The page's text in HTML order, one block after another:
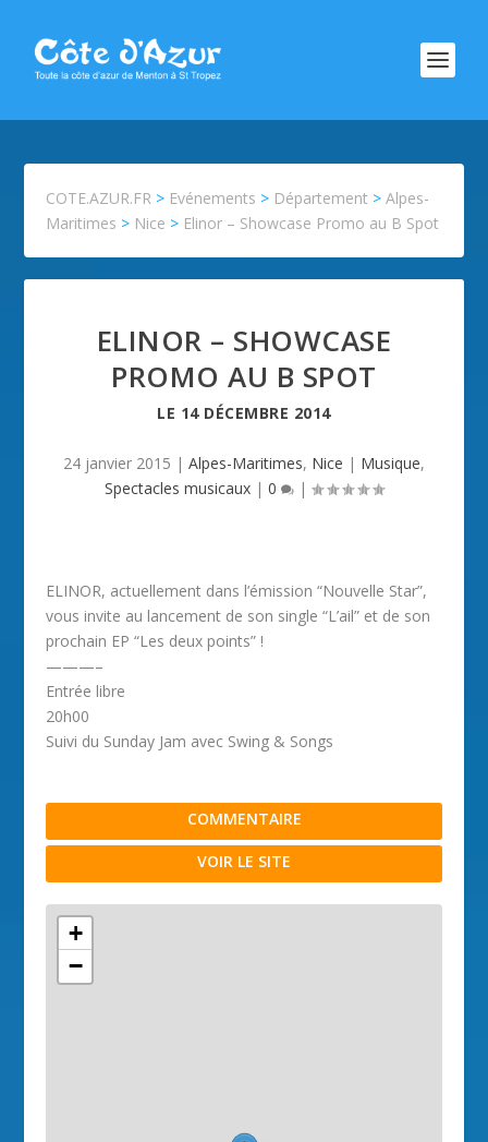
COTE.AZUR.FR > Evénements > Département >Alpes-
Maritimes > Nice > Elinor – Showcase Promo au B Spot
ELINOR – SHOWCASE
PROMO AU B SPOT
LE 14 DÉCEMBRE 2014
24 janvier 2015 | Alpes-Maritimes, Nice | Musique,
Spectacles musicaux | 0 |
ELINOR, actuellement dans l’émission “Nouvelle Star”,
vous invite au lancement de son single “L’ail” et de son
prochain EP “Les deux points” !
———–
Entrée libre
20h00
Suivi du Sunday Jam avec Swing & Songs
COMMENTAIRE
VOIR LE SITE
+
−